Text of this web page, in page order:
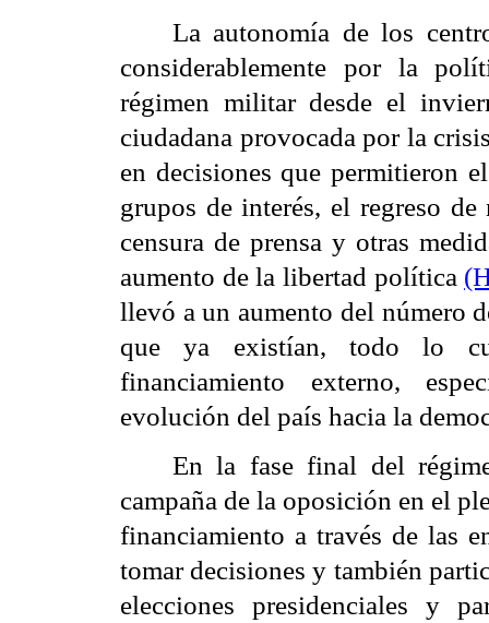
La autonomía de los
considerablemente por la
régimen militar desde el
ciudadana provocada por la
en decisiones que permitieron
grupos de interés, el regreso
censura de prensa y otras
aumento de la libertad política
llevó a un aumento del número
que ya existían, todo lo
financiamiento externo,
evolución del país hacia la
En la fase final del
campaña de la oposición en el
financiamiento a través de las
tomar decisiones y también
elecciones presidenciales y